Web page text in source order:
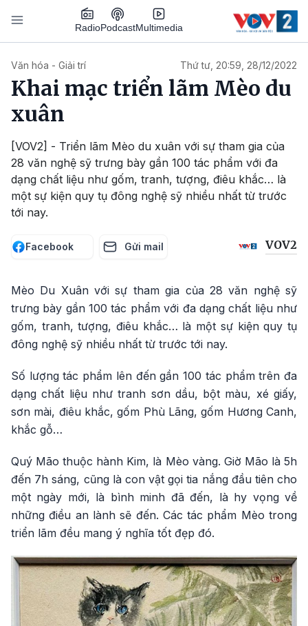
Nhảy đến nội dung
RadioPodcastMultimedia
Văn hóa - Giải trí Thứ tư, 20:59, 28/12/2022
Khai mạc triển lãm Mèo du
xuân
[VOV2] - Triển lãm Mèo du xuân với sự tham gia của
28 văn nghệ sỹ trưng bày gần 100 tác phẩm với đa
dạng chất liệu như gốm, tranh, tượng, điêu khắc… là
một sự kiện quy tụ đông nghệ sỹ nhiều nhất từ trước
tới nay.
Facebook Gửi mail VOV2
Mèo Du Xuân với sự tham gia của 28 văn nghệ sỹ
trưng bày gần 100 tác phẩm với đa dạng chất liệu như
gốm, tranh, tượng, điêu khắc… là một sự kiện quy tụ
đông nghệ sỹ nhiều nhất từ trước tới nay.
Số lượng tác phẩm lên đến gần 100 tác phẩm trên đa
dạng chất liệu như tranh sơn dầu, bột màu, xé giấy,
sơn mài, điêu khắc, gốm Phù Lãng, gốm Hương Canh,
khắc gỗ…
Quý Mão thuộc hành Kim, là Mèo vàng. Giờ Mão là 5h
đến 7h sáng, cũng là con vật gọi tia nắng đầu tiên cho
một ngày mới, là bình minh đã đến, là hy vọng về
những điều an lành sẽ đến. Các tác phẩm Mèo trong
triển lãm đều mang ý nghĩa tốt đẹp đó.